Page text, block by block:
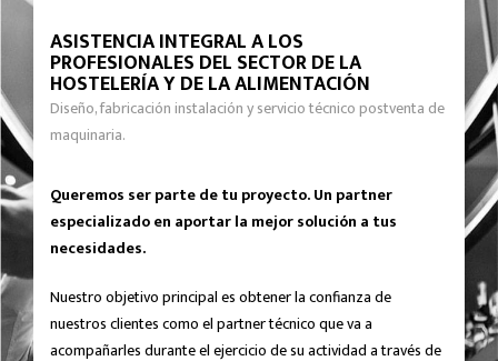
ASISTENCIA INTEGRAL A LOS
PROFESIONALES DEL SECTOR DE LA
HOSTELERÍA Y DE LA ALIMENTACIÓN
Diseño, fabricación instalación y servicio técnico postventa de
maquinaria.
Queremos ser parte de tu proyecto. Un partner
especializado en aportar la mejor solución a tus
necesidades.
Nuestro objetivo principal es obtener la confianza de
nuestros clientes como el partner técnico que va a
acompañarles durante el ejercicio de su actividad a través de